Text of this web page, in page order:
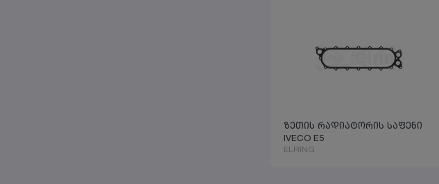
ზეთის რადიატორის საფენი
IVECO E5
ELRING